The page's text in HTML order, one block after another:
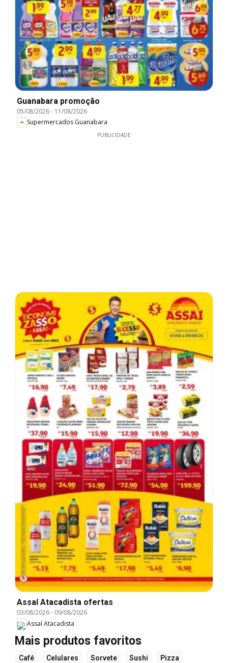
Guanabara promoção
05/08/2026- 11/08/2026
Supermercados Guanabara
PUBLICIDADE
Assaí Atacadista ofertas
03/08/2026- 09/08/2026
Assaí Atacadista
Mais produtos favoritos
Café Celulares Sorvete Sushi Pizza